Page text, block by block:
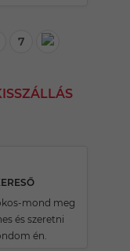
7
mond meg
és szeretni
én.